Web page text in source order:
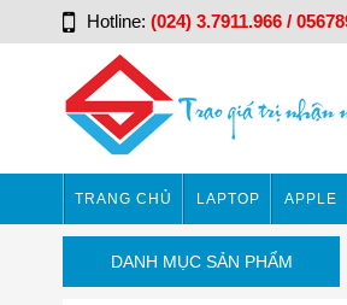
Hotline: (024) 3.7911.966 /
TRANG CHỦ LAPTOP APPLE
DANH MỤC SẢN PHẨM